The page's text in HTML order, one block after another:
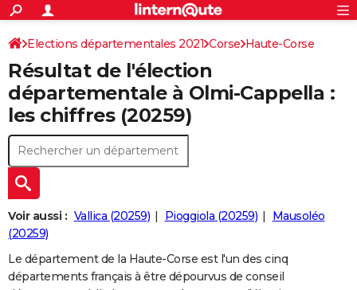
ACTUALITÉS
Politique
Société
Faits Divers
Education
Monde
Villes
+
SPORT
Coupe du monde 2026
Football
Tennis
Cyclisme
Rugby
Forum
CULTURE
Programme TV
TNT
Streaming
Cinéma
Sorties cinéma
Musique
+FINANCE
Retraite
Impôts
Epargne
Immobilier
Risques naturels par ville
Banque
Assurance
CréditAUTO
Essais
Réserver un essai
Citadines
Berlines
SUV
Forum auto
+HIGH-TECH
Mobiles
Meilleur smartphone
Internet
Ordinateurs
Jeux vidéo
Guide high-tech
+
BRICOLAGE
Forum
Aménagement intérieur
Extérieur
Cuisine
Salle de bains
Jardinage
Rangement
+
Guides de France
Escapades
Patrimoine
Expositions
Musées
Week-end nature
+
LIFESTYLE
Rechercher
S'inscrire
Connexion
Elections départementales 2021 Corse Haute-Corse
Résultat de l'élection
départementale à Olmi-Cappella :
les chiffres (20259)
Voir aussi : Vallica (20259) Pioggiola (20259)
Mausoléo
(20259)
Le département de la Haute-Corse est l'un des cinq
départements français à être dépourvus de conseil